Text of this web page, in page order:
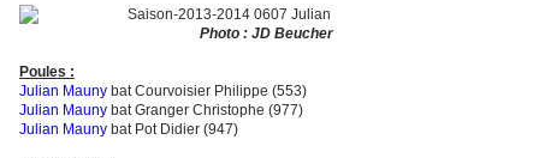
Photo : JD Beucher
Poules :
Julian Mauny bat Courvoisier Philippe (553)
Julian Mauny bat Granger Christophe (977)
Julian Mauny bat Pot Didier (947)